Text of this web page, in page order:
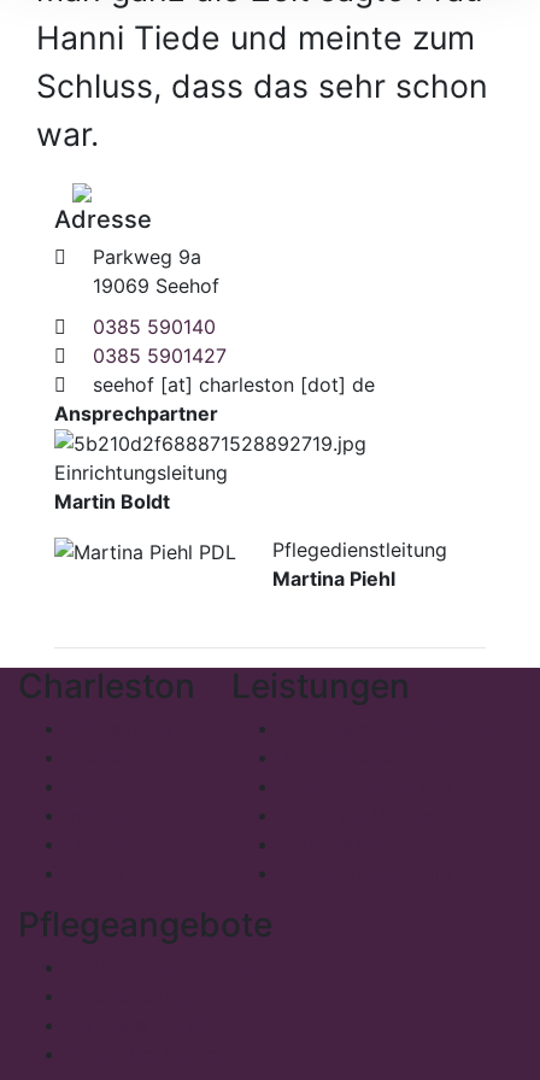
Hanni Tiede und meinte zum
Schluss, dass das sehr schon
war.
Adresse
Parkweg 9a
19069 Seehof
0385 590140
0385 5901427
seehof [at]charleston [dot] de
Ansprechpartner
Einrichtungsleitung
Martin Boldt
Pflegedienstleitung
Martina Piehl
Charleston Leistungen
Pflegeangebote